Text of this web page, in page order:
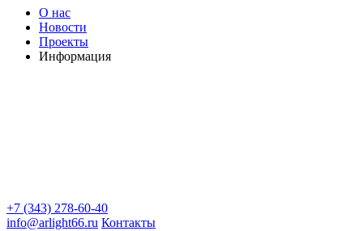
О нас
Новости
Проекты
Информация
+7 (343) 278-60-40
info@arlight66.ru Контакты